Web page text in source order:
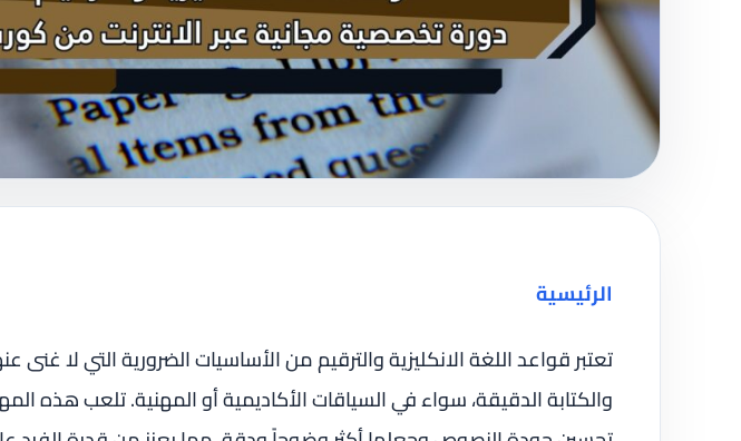
الرئيسية
تعتبر قواعد اللغة الانكليزية والترقيم من الأساسيات الضرورية التي لا غنى
والكتابة الدقيقة، سواء في السياقات الأكاديمية أو المهنية. تلعب هذه